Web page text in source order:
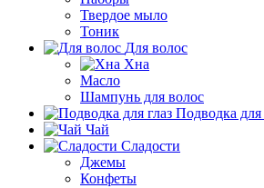
Твердое мыло
Тоник
Для волос
Хна
Масло
Шампунь для волос
Подводка для
Чай
Сладости
Джемы
Конфеты